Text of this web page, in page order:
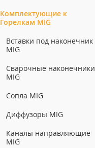
Комплектующие к
Горелкам MIG
Вставки под наконечник
MIG
Сварочные наконечники
MIG
Сопла MIG
Диффузоры MIG
Каналы направляющие
MIG